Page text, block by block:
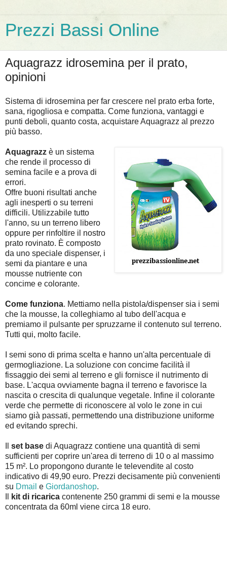
Prezzi Bassi Online
Aquagrazz idrosemina per il prato,
opinioni
Sistema di idrosemina per far crescere nel prato erba forte,
sana, rigogliosa e compatta. Come funziona, vantaggi e
punti deboli, quanto costa, acquistare Aquagrazz al prezzo
più basso.
Aquagrazz è un sistema
che rende il processo di
semina facile e a prova di
errori.
Offre buoni risultati anche
agli inesperti o su terreni
difficili. Utilizzabile tutto
l'anno, su un terreno libero
oppure per rinfoltire il nostro
prato rovinato. È composto
da uno speciale dispenser, i
semi da piantare e una
mousse nutriente con
concime e colorante.
Come funziona. Mettiamo nella pistola/dispenser sia i semi
che la mousse, la colleghiamo al tubo dell'acqua e
premiamo il pulsante per spruzzarne il contenuto sul terreno.
Tutti qui, molto facile.
I semi sono di prima scelta e hanno un'alta percentuale di
germogliazione. La soluzione con concime facilità il
fissaggio dei semi al terreno e gli fornisce il nutrimento di
base. L'acqua ovviamente bagna il terreno e favorisce la
nascita o crescita di qualunque vegetale. Infine il colorante
verde che permette di riconoscere al volo le zone in cui
siamo già passati, permettendo una distribuzione uniforme
ed evitando sprechi.
set base di Aquagrazz contiene una quantità di semi
sufficienti per coprire un'area di terreno di 10 o al massimo
15 m². Lo propongono durante le televendite al costo
indicativo di 49,90 euro. Prezzi decisamente più convenienti
su Dmail e Giordanoshop.
kit di ricarica contenente 250 grammi di semi e la mousse
concentrata da 60ml viene circa 18 euro.